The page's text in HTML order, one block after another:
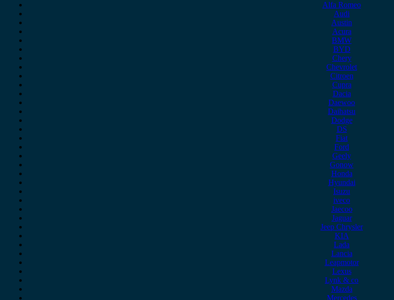
Alfa Romeo
Audi
Austin
Acura
BMW
BYD
Chery
Chevrolet
Citroen
Cupra
Dacia
Daewoo
Daihatsu
Dodge
DS
Fiat
Ford
Geely
Gonow
Honda
Hyundai
Isuzu
iveco
Jaecoo
Jaguar
Jeep Chrysler
KIA
Lada
Lancia
Leapmotor
Lexus
Lynk & co
Mazda
Mercedes